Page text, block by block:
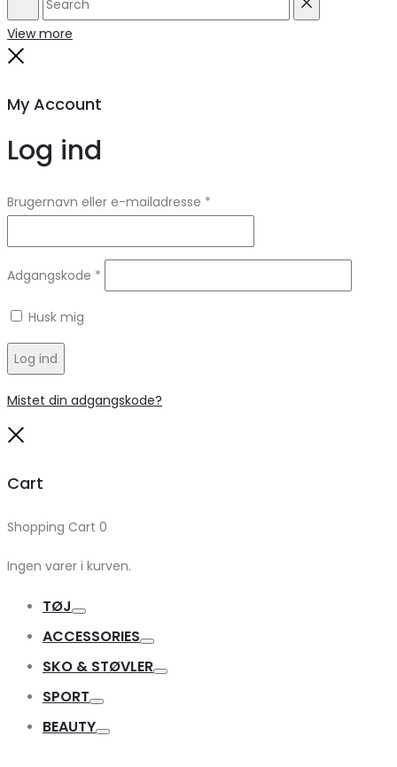
Search
View more
My Account
Log ind
Brugernavn eller e-mailadresse *
Adgangskode *
Husk mig
Log ind
Mistet din adgangskode?
Cart
Shopping Cart 0
Ingen varer i kurven.
TØJ
ACCESSORIES
SKO & STØVLER
SPORT
BEAUTY